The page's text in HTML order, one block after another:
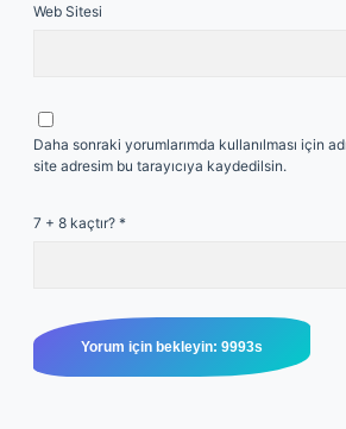
Web Sitesi
Daha sonraki yorumlarımda kullanılması için
site adresim bu tarayıcıya kaydedilsin.
7 + 8 kaçtır? *